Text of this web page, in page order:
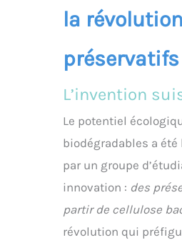
la
L’invention
Le potentiel
biodégradables a
par un groupe
innovation : des
partir de cellulose
révolution qui